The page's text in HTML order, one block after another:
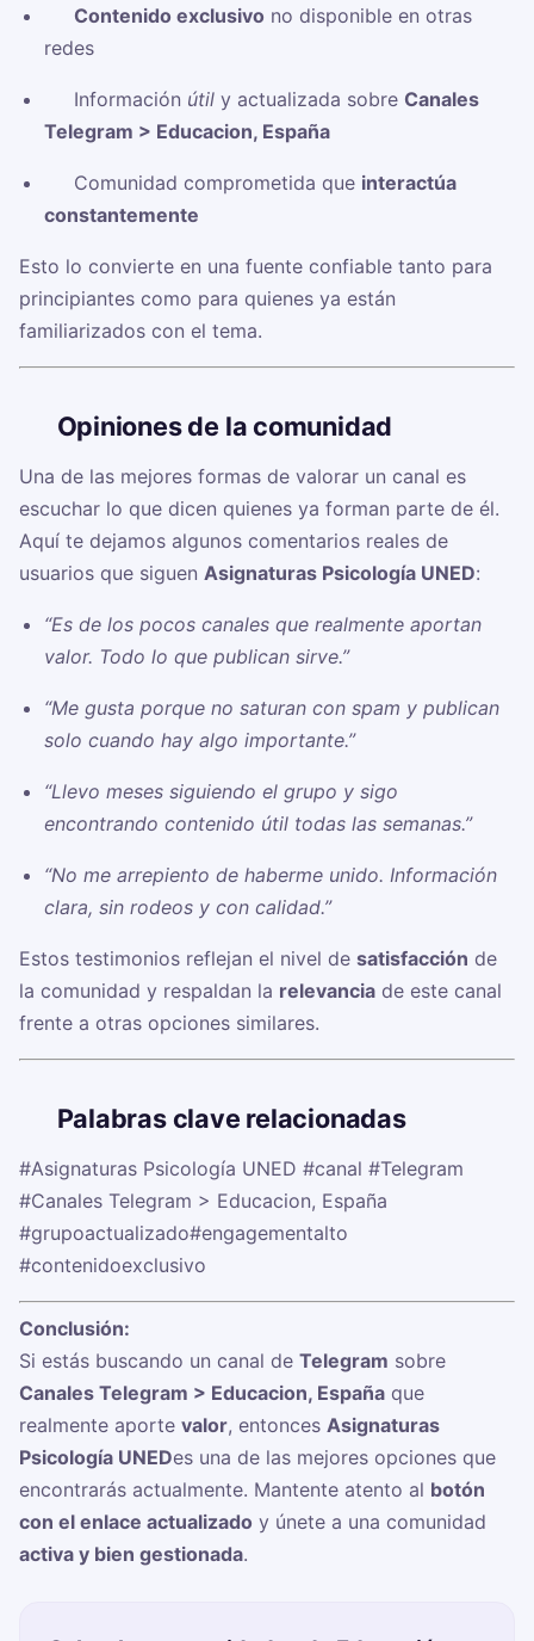
Contenido exclusivo no disponible en otras
redes
✅ Información útily actualizada sobre Canales
Telegram > Educacion, España
✅ Comunidad comprometida que interactúa
constantemente
Esto lo convierte en una fuente confiable tanto para
principiantes como para quienes ya están
familiarizados con el tema.
Opiniones de la comunidad
Una de las mejores formas de valorar un canal es
escuchar lo que dicen quienes ya forman parte de él.
Aquí te dejamos algunos comentarios reales de
usuarios que siguen Asignaturas Psicología UNED:
“Es de los pocos canales que realmente aportan
valor. Todo lo que publican sirve.”
“Me gusta porque no saturan con spam y publican
solo cuando hay algo importante.”
“Llevo meses siguiendo el grupo y sigo
encontrando contenido útil todas las semanas.”
“No me arrepiento de haberme unido. Información
clara, sin rodeos y con calidad.”
Estos testimonios reflejan el nivel de satisfacción de
la comunidad y respaldan la relevancia de este canal
frente a otras opciones similares.
Palabras clave relacionadas
#Asignaturas Psicología UNED #canal #Telegram
#Canales Telegram > Educacion, España
#grupoactualizado#engagementalto
#contenidoexclusivo
Conclusión:
Si estás buscando un canal de Telegram sobre
Canales Telegram > Educacion, España que
realmente aporte valor, entonces Asignaturas
Psicología UNEDes una de las mejores opciones que
encontrarás actualmente. Mantente atento al botón
con el enlace actualizado y únete a una comunidad
activa y bien gestionada.